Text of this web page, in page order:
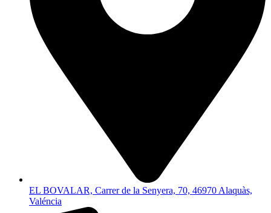
EL BOVALAR, Carrer de la Senyera, 70, 46970 Alaquàs,
Valéncia